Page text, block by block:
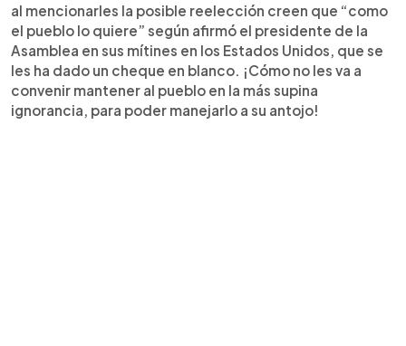
al mencionarles la posible reelección creen que “como
el pueblo lo quiere” según afirmó el presidente de la
Asamblea en sus mítines en los Estados Unidos, que se
les ha dado un cheque en blanco. ¡Cómo no les va a
convenir mantener al pueblo en la más supina
ignorancia, para poder manejarlo a su antojo!